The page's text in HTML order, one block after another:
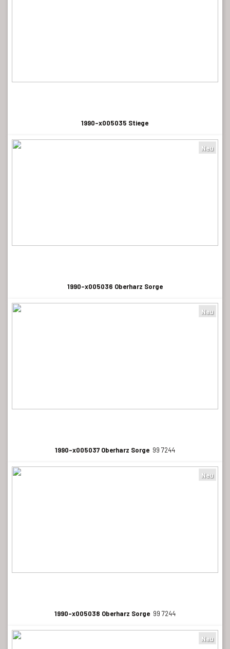
1990-x005035 Stiege
Neu
1990-x005036 Oberharz Sorge
Neu
1990-x005037 Oberharz Sorge 99 7244
Neu
1990-x005038 Oberharz Sorge 99 7244
Neu